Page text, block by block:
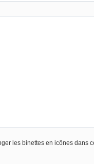
les binettes en icônes dans